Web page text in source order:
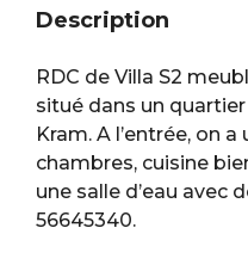
Description
RDC de Villa S2
situé dans un
Kram. A l’entrée, on
chambres, cuisine
une salle d’eau avec
56645340.